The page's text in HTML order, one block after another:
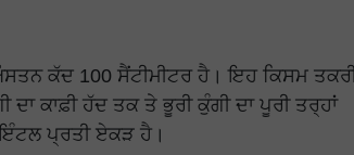
ਕੱਦ 100 ਸੈਂਟੀਮੀਟਰ ਹੈ। ਇਹ ਕਿਸਮ
ਦਾ ਕਾਫ਼ੀ ਹੱਦ ਤਕ ਤੇ ਭੂਰੀ ਕੁੰਗੀ ਦਾ ਪੂਰੀ ਤਰ੍ਹਾਂ
ਪ੍ਰਤੀ ਏਕੜ ਹੈ।